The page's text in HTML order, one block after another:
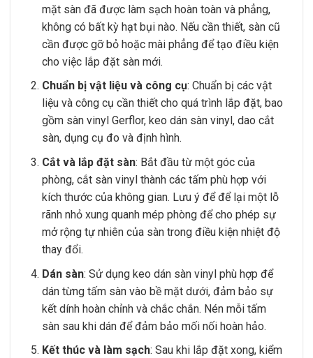
mặt sàn đã được làm sạch hoàn toàn và phẳng,
không có bất kỳ hạt bụi nào. Nếu cần thiết, sàn cũ
cần được gỡ bỏ hoặc mài phẳng để tạo điều kiện
cho việc lắp đặt sàn mới.
Chuẩn bị vật liệu và công cụ: Chuẩn bị các vật
liệu và công cụ cần thiết cho quá trình lắp đặt, bao
gồm sàn vinyl Gerflor, keo dán sàn vinyl, dao cắt
sàn, dụng cụ đo và định hình.
Cắt và lắp đặt sàn: Bắt đầu từ một góc của
phòng, cắt sàn vinyl thành các tấm phù hợp với
kích thước của không gian. Lưu ý để để lại một lỗ
rãnh nhỏ xung quanh mép phòng để cho phép sự
mở rộng tự nhiên của sàn trong điều kiện nhiệt độ
thay đổi.
Dán sàn: Sử dụng keo dán sàn vinyl phù hợp để
dán từng tấm sàn vào bề mặt dưới, đảm bảo sự
kết dính hoàn chỉnh và chắc chắn. Nén mỗi tấm
sàn sau khi dán để đảm bảo mối nối hoàn hảo.
Kết thúc và làm sạch: Sau khi lắp đặt xong, kiểm